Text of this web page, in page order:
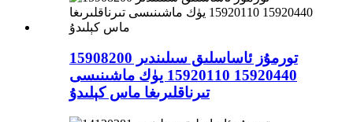
تورمۇز ئاساسلىق سىلىندىر 15908200
15920440 15920110 يۈك ماشىنىسى
تىرناقلىرىغا ماس كېلىدۇ